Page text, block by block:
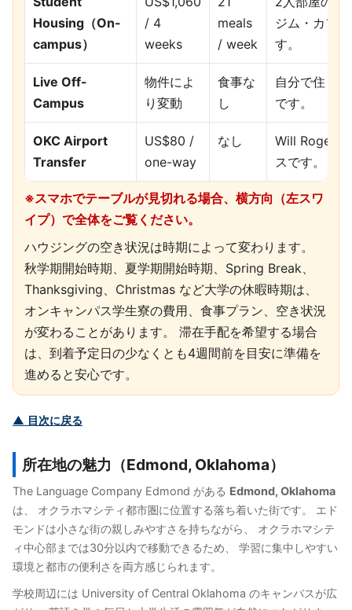
Housing（On-
campus）
/ 4
weeks
meals
/ week
ジム・カフ
す。
Live Off-
Campus
物件によ
り変動
食事な
し
自分で住ま
です。
OKC Airport
Transfer
US$80 /
one-way
なし
Will Rogers
スです。
※スマホでテーブルが見切れる場合、横方向（左スワ
イプ）で全体をご覧ください。
ハウジングの空き状況は時期によって変わります。
秋学期開始時期、夏学期開始時期、Spring Break、
Thanksgiving、Christmas など大学の休暇時期は、
オンキャンパス学生寮の費用、食事プラン、空き状況
が変わることがあります。 滞在手配を希望する場合
は、到着予定日の少なくとも4週間前を目安に準備を
進めると安心です。
▲ 目次に戻る
所在地の魅力（Edmond, Oklahoma）
The Language Company Edmond がある Edmond, Oklahoma
は、 オクラホマシティ都市圏に位置する落ち着いた街です。 エド
モンドは小さな街の親しみやすさを持ちながら、 オクラホマシテ
ィ中心部までは30分以内で移動できるため、 学習に集中しやすい
環境と都市の便利さを両方感じられます。
学校周辺には University of Central Oklahoma のキャンパスが広